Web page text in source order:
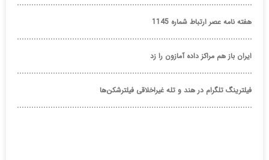
هفته نامه عصر ارتباط شماره 1145
ایران باز هم مراکز داده آمازون را زد
فیلترینگ تلگرام در هند و تله غیراخلاقی فیلترشکن‌ها